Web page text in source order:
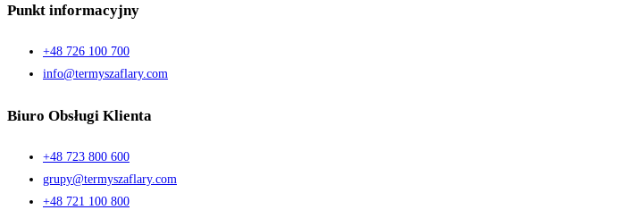
Punkt informacyjny
+48 726 100 700
info@termyszaflary.com
Biuro Obsługi Klienta
+48 723 800 600
grupy@termyszaflary.com
+48 721 100 800